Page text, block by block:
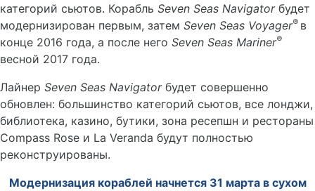
категорий сьютов. Корабль Seven Seas Navigatorбудет
модернизирован первым, затем Seven Seas Voyager® в
конце 2016 года, а после него Seven Seas Mariner®
весной 2017 года.
Лайнер Seven Seas Navigatorбудет совершенно
обновлен: большинство категорий сьютов, все лонджи,
библиотека, казино, бутики, зона ресепшн и рестораны
Compass Rose и La Veranda будут полностью
реконструированы.
Модернизация кораблей начнется 31 марта в сухом